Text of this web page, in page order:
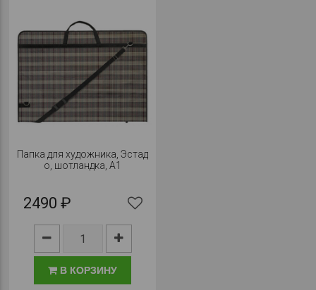
Папка для художника, Эстад
о, шотландка, А1
2490 ₽
В КОРЗИНУ